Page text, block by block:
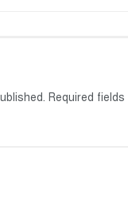
Required fields